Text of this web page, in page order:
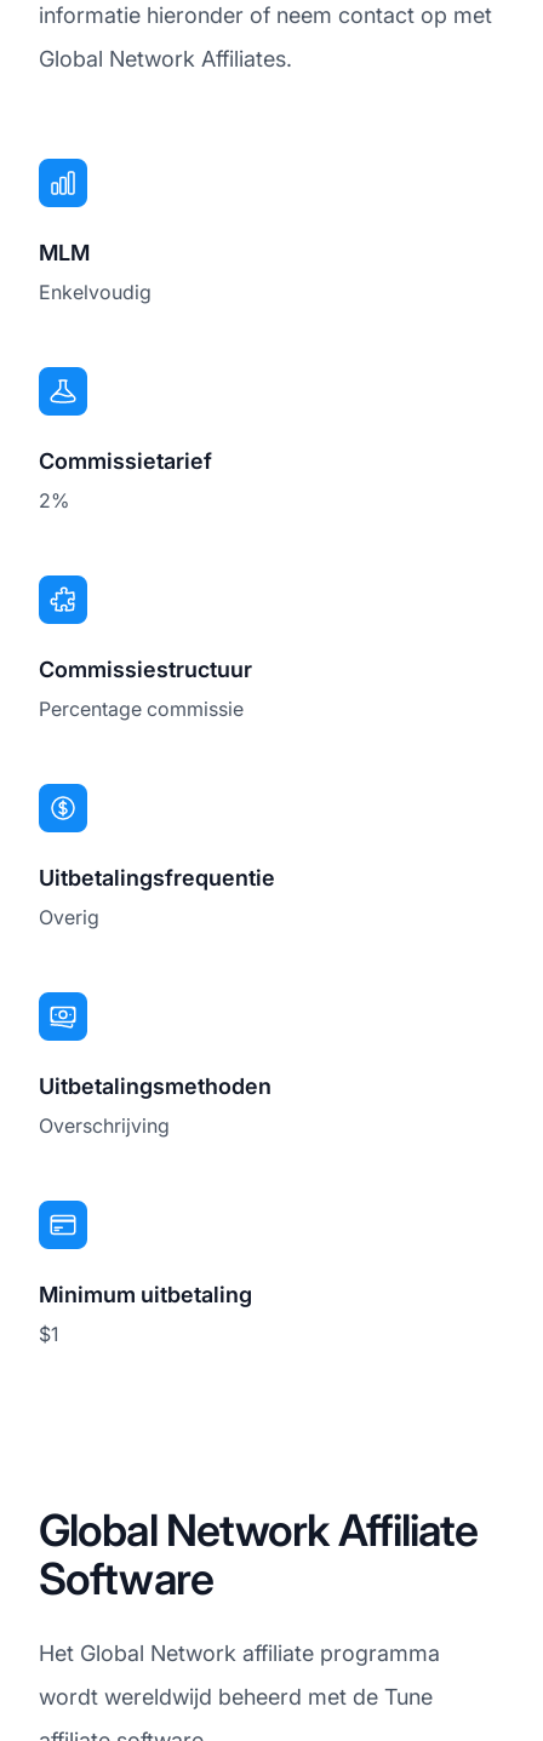
informatie hieronder of neem contact op met
Global Network Affiliates.
MLM
Enkelvoudig
Commissietarief
2%
Commissiestructuur
Percentage commissie
Uitbetalingsfrequentie
Overig
Uitbetalingsmethoden
Overschrijving
Minimum uitbetaling
$1
Global Network Affiliate
Software
Het Global Network affiliate programma
wordt wereldwijd beheerd met de Tune